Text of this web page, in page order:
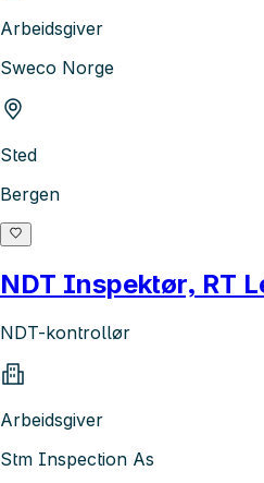
Arbeidsgiver
Sweco Norge
Sted
Bergen
NDT Inspektør, RT
NDT-kontrollør
Arbeidsgiver
Stm Inspection As